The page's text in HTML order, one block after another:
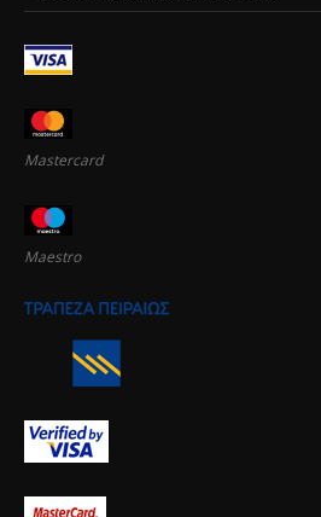
Mastercard
Maestro